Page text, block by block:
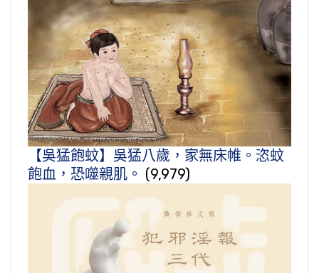
【吳猛飽蚊】吳猛八歲，家無床帷。恣蚊
飽血，恐噬親肌。 (9,979)